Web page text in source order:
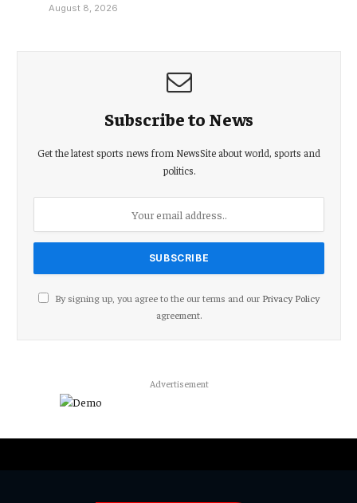
August 8, 2026
Subscribe to News
Get the latest sports news from NewsSite about world, sports and
politics.
By signing up, you agree to the our terms and our Privacy Policy
agreement.
Advertisement